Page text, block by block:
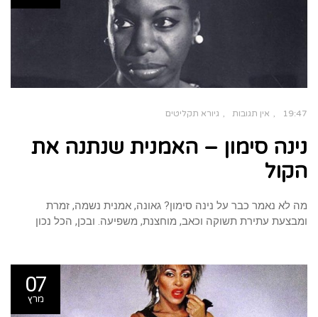
הוסף קו תחתון לקישורים
לאפס
את
האפשרויות
cached
19:47 אין תגובות גיורא תקליטים
נינה סימון – האמנית שנתנה את
הקול​
מה לא נאמר כבר על נינה סימון? גאונה, אמנית נשמה, זמרת
ומבצעת עתירת תשוקה וכאב, מוחצנת, משפיעה. ובכן, הכל נכון
07
מרץ